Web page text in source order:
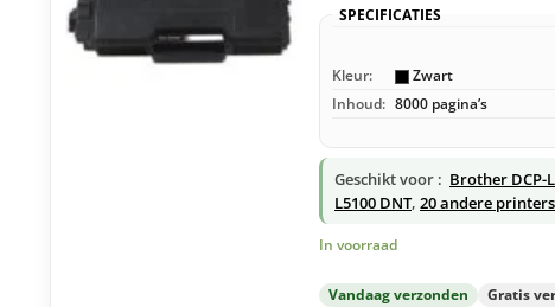
SPECIFICATIES
Kleur: Zwart
Inhoud: 8000 pagina’s
Geschikt voor : Brother DCP-
L5100 DNT, 20 andere printers
In voorraad
Vandaag verzonden Gratis